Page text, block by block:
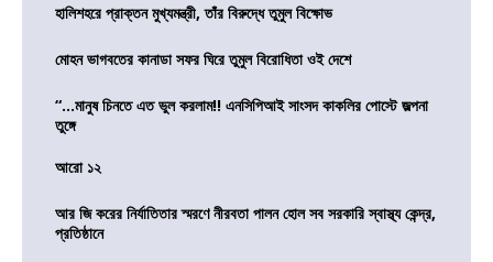
হালিশহরে প্রাক্তন মুখ্যমন্ত্রী, তাঁর বিরুদ্ধে তুমুল বিক্ষোভ
মোহন ভাগবতের কানাডা সফর ঘিরে তুমুল বিরোধিতা ওই দেশে
“…মানুষ চিনতে এত ভুল করলাম!! এনসিপিআই সাংসদ কাকলির পোস্টে জল্পনা
তুঙ্গে
আরো ১২
আর জি করের নির্যাতিতার স্মরণে নীরবতা পালন হোল সব সরকারি স্বাস্থ্য কেন্দ্র,
প্রতিষ্ঠানে